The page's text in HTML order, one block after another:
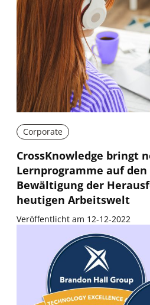
Corporate
CrossKnowledge bringt
Lernprogramme auf
Bewältigung der
heutigen Arbeitswelt
Veröffentlicht am 12-12-2022